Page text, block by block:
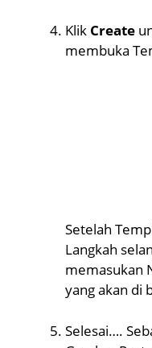
Klik Create
membuka
Setelah
Langkah
memasukan
yang akan di
Selesai….